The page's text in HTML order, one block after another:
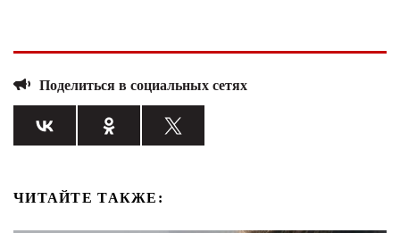
Поделиться в социальных сетях
ЧИТАЙТЕ ТАКЖЕ: